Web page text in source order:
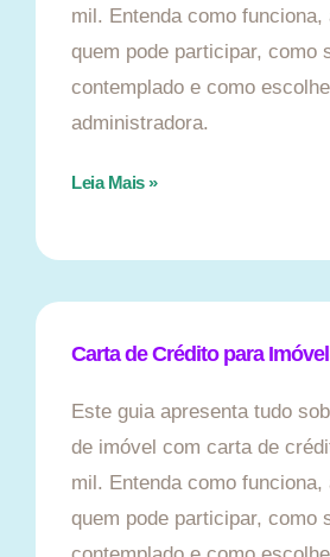
mil. Entenda como funciona,
quem pode participar, como
contemplado e como
administradora.
Leia Mais »
Carta de Crédito para Imóvel
Este guia apresenta tudo
de imóvel com carta de
mil. Entenda como funciona,
quem pode participar, como